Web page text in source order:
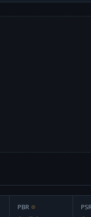
PBR ⊙